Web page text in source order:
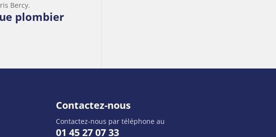
Bercy.
plombier
Contactez-nous
Contactez-nous par téléphone au
01 45 27 07 33